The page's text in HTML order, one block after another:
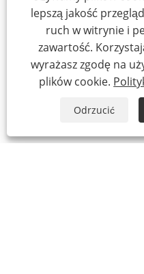
lepszą jakość
ruch w witrynie i
zawartość.
wyrażasz zgodę na
plików cookie.
Odrzucić